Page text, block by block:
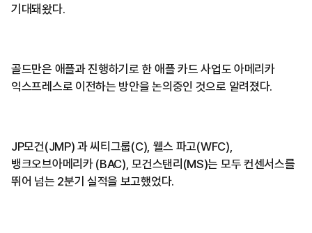
기대돼왔다.
골드만은 애플과 진행하기로 한 애플 카드 사업도 아메리카
익스프레스로 이전하는 방안을 논의중인 것으로 알려졌다.
JP모건(JMP) 과 씨티그룹(C), 웰스 파고(WFC),
뱅크오브아메리카 (BAC), 모건스탠리(MS)는 모두 컨센서스를
뛰어 넘는 2분기 실적을 보고했었다.